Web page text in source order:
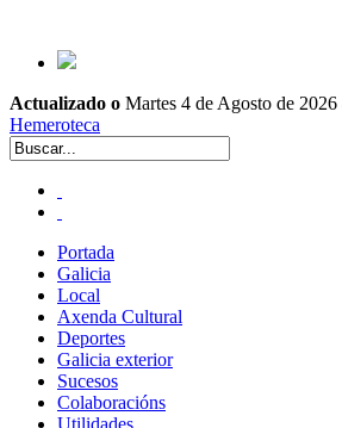
Actualizado o Martes 4 de Agosto de 2026
Hemeroteca
Portada
Galicia
Local
Axenda Cultural
Deportes
Galicia exterior
Sucesos
Colaboracións
Utilidades